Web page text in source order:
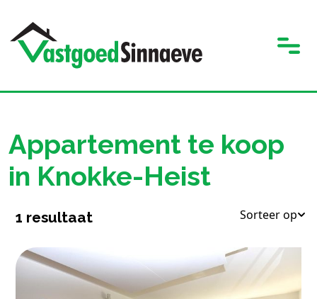
Appartement te koop
in Knokke-Heist
1 resultaat Sorteer op